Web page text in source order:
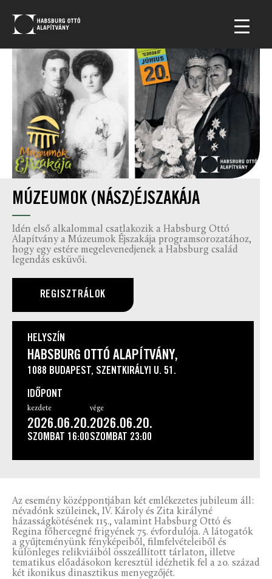
MÚZEUMOK (NÁSZ)ÉJSZAKÁJA
Idén első alkalommal csatlakozik a Habsburg Ottó
Alapítvány a Múzeumok Éjszakája programsorozatához,
hogy egy estére megelevenedjenek a Habsburg család
legendás esküvői.
REGISZTRÁLOK
HELYSZÍN
HABSBURG OTTÓ ALAPÍTVÁNY,
1088 BUDAPEST, SZENTKIRÁLYI U. 51.
IDŐPONT
kezdete
2026.06.20.
SZOMBAT 16:00
vége
2026.06.20.
SZOMBAT 23:00
Az esemény középpontjában két emlékezetes jubileum áll:
névadónk szüleinek, IV. Károly és Zita királyné
házasságkötésének 115., valamint Habsburg Ottó és
Regina főhercegné frigyének 75. évfordulója. A látogatók
a gyűjteményünk fényképeiből, filmfelvételeiből és
különleges relikviáiból összeállított tárlaton, illetve
tematikus előadásokon keresztül idézhetik fel a 20. század
két ikonikus dinasztikus menyegzőjét.